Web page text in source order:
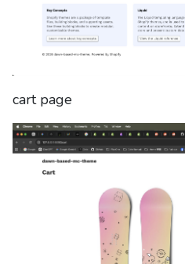
cart page